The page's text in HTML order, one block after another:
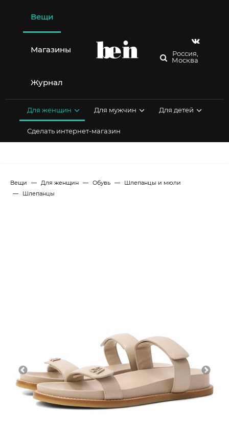
содержимому
Вещи
Магазины
Журнал
Россия,
Москва
Для женщин Для мужчин Для детей
Сделать интернет-магазин
Вещи Для женщин Обувь
Шлепанцы и мюли
Шлепанцы